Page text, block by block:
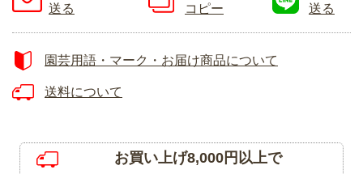
送る
コピー
送る
園芸用語・マーク・お届け商品について
送料について
お買い上げ8,000円以上で